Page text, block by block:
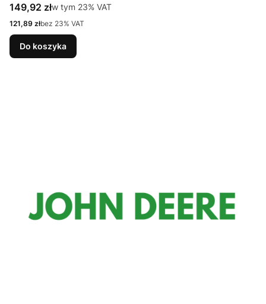
Cena brutto
149,92 złw tym %s VAT
w tym 23% VAT
Cena netto
121,89 złbez 23% VAT
Do koszyka